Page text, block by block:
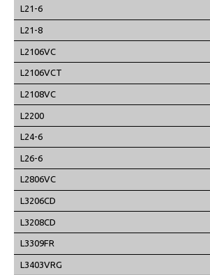
L21-6
L21-8
L2106VC
L2106VCT
L2108VC
L2200
L24-6
L26-6
L2806VC
L3206CD
L3208CD
L3309FR
L3403VRG